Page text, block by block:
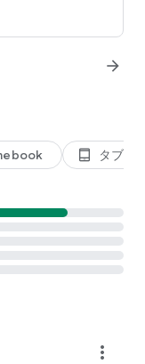
応
ン付属
制御
Samsung Playerな
ます
arrow_forward
tablet_android タブレ
more_vert